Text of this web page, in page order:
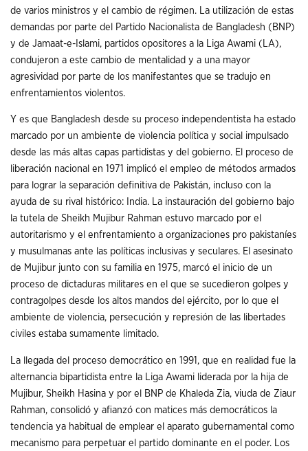
de varios ministros y el cambio de régimen. La utilización de estas
demandas por parte del Partido Nacionalista de Bangladesh (BNP)
y de Jamaat-e-Islami, partidos opositores a la Liga Awami (LA),
condujeron a este cambio de mentalidad y a una mayor
agresividad por parte de los manifestantes que se tradujo en
enfrentamientos violentos.
Y es que Bangladesh desde su proceso independentista ha estado
marcado por un ambiente de violencia política y social impulsado
desde las más altas capas partidistas y del gobierno. El proceso de
liberación nacional en 1971 implicó el empleo de métodos armados
para lograr la separación definitiva de Pakistán, incluso con la
ayuda de su rival histórico: India. La instauración del gobierno bajo
la tutela de Sheikh Mujibur Rahman estuvo marcado por el
autoritarismo y el enfrentamiento a organizaciones pro pakistaníes
y musulmanas ante las políticas inclusivas y seculares. El asesinato
de Mujibur junto con su familia en 1975, marcó el inicio de un
proceso de dictaduras militares en el que se sucedieron golpes y
contragolpes desde los altos mandos del ejército, por lo que el
ambiente de violencia, persecución y represión de las libertades
civiles estaba sumamente limitado.
La llegada del proceso democrático en 1991, que en realidad fue la
alternancia bipartidista entre la Liga Awami liderada por la hija de
Mujibur, Sheikh Hasina y por el BNP de Khaleda Zia, viuda de Ziaur
Rahman, consolidó y afianzó con matices más democráticos la
tendencia ya habitual de emplear el aparato gubernamental como
mecanismo para perpetuar el partido dominante en el poder. Los